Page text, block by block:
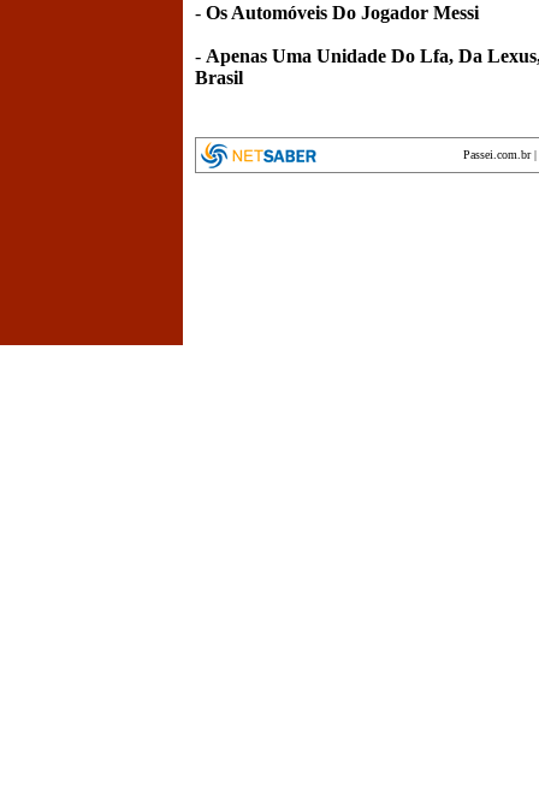
- Os Automóveis Do Jogador Messi
- Apenas Uma Unidade Do Lfa, Da
Brasil
Passei.com.br|